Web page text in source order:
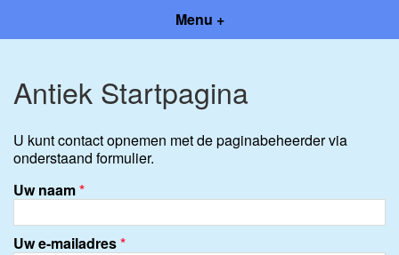
Menu +
Antiek Startpagina
U kunt contact opnemen met de paginabeheerder via
onderstaand formulier.
Uw naam*
Uw e-mailadres*